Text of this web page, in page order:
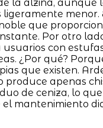
la alzina, aunque
ligeramente menor.
que
Por otro
con
¿Por qué?
que existen.
produce apenas
de ceniza, lo
mantenimiento